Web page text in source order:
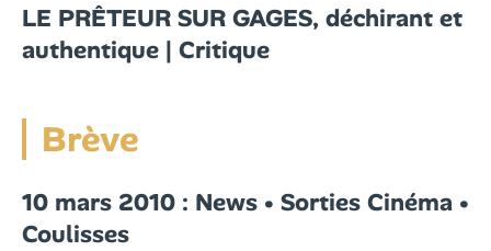
LE PRÊTEUR SUR GAGES, déchirant et
authentique | Critique
Brève
10 mars 2010 : News • Sorties Cinéma •
Coulisses